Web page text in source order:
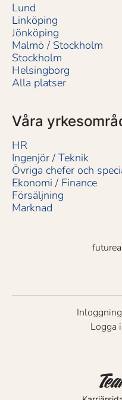
Lund
Linköping
Jönköping
Malmö / Stockholm
Stockholm
Helsingborg
Alla platser
Våra
HR
Ingenjör / Teknik
Övriga chefer och
Ekonomi / Finance
Försäljning
Marknad
Logga